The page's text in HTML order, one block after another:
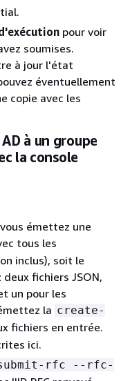
pour voir
soumises.
à jour l'état
éventuellement
copie avec les
à un groupe
la console
émettez une
tous les
inclus), soit le
fichiers JSON,
un pour les
la create-
fichiers en entrée.
ici.
submit-rfc --rfc-